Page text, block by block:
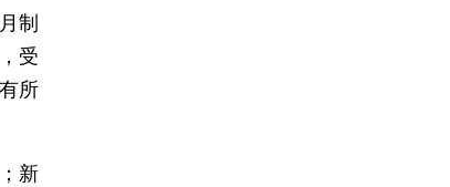
制
受
所
新